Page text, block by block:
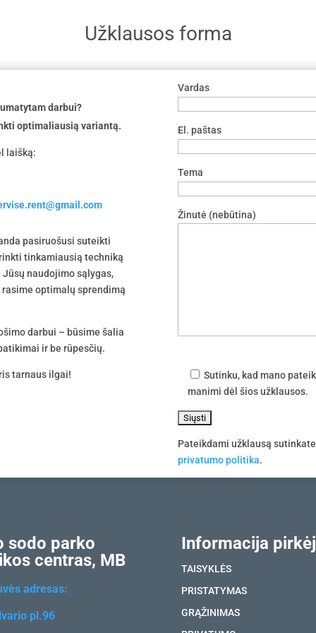
Užklausos forma
darbui?
optimaliausią variantą.
laišką:
pasiruošusi suteikti
tinkamiausią techniką
naudojimo sąlygas,
optimalų sprendimą
darbui – būsime šalia
ir be rūpesčių.
tarnaus ilgai!
Vardas
El. paštas
Tema
Žinutė (nebūtina)
Sutinku, kad mano
manimi dėl šios užklausos.
Pateikdami užklausą
privatumo politika.
sodo parko
centras, MB
adresas:
pl.96
Informacija
TAISYKLĖS
PRISTATYMAS
GRĄŽINIMAS